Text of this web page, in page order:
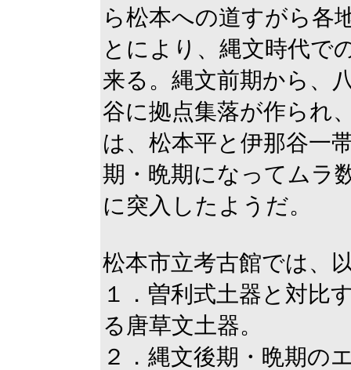
ら松本への道すがら各
とにより、縄文時代で
来る。縄文前期から、
谷に拠点集落が作られ
は、松本平と伊那谷一
期・晩期になってムラ
に突入したようだ。
松本市立考古館では、
１．曽利式土器と対比
る唐草文土器。
２．縄文後期・晩期の